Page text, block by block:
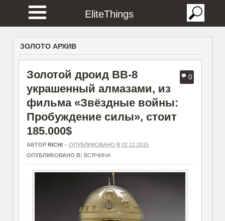
EliteThings
ЗОЛОТО АРХИВ
0
Золотой дроид BB-8
украшенный алмазами, из
фильма «Звёздные войны:
Пробуждение силы», стоит
185.000$
АВТОР RICHI– ОПУБЛИКОВАНО В 02.12.2015
ОПУБЛИКОВАНО В: ВСЯЧИНА